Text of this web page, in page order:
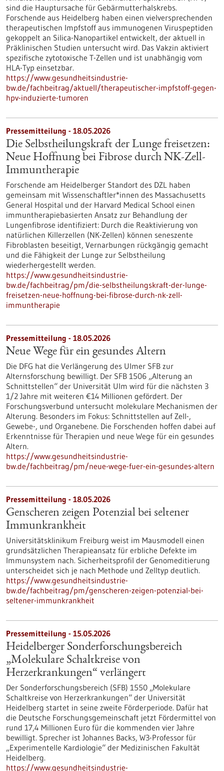
sind die Hauptursache für Gebärmutterhalskrebs.
Forschende aus Heidelberg haben einen vielversprechenden
therapeutischen Impfstoff aus immunogenen Viruspeptiden
gekoppelt an Silica-Nanopartikel entwickelt, der aktuell in
Präklinischen Studien untersucht wird. Das Vakzin aktiviert
spezifische zytotoxische T-Zellen und ist unabhängig vom
HLA-Typ einsetzbar.
https://www.gesundheitsindustrie-
bw.de/fachbeitrag/aktuell/therapeutischer-impfstoff-gegen-
hpv-induzierte-tumoren
Pressemitteilung - 18.05.2026
Die Selbstheilungskraft der Lunge freisetzen:
Neue Hoffnung bei Fibrose durch NK-Zell-
Immuntherapie
Forschende am Heidelberger Standort des DZL haben
gemeinsam mit Wissenschaftler*innen des Massachusetts
General Hospital und der Harvard Medical School einen
immuntherapiebasierten Ansatz zur Behandlung der
Lungenfibrose identifiziert: Durch die Reaktivierung von
natürlichen Killerzellen (NK-Zellen) können seneszente
Fibroblasten beseitigt, Vernarbungen rückgängig gemacht
und die Fähigkeit der Lunge zur Selbstheilung
wiederhergestellt werden.
https://www.gesundheitsindustrie-
bw.de/fachbeitrag/pm/die-selbstheilungskraft-der-lunge-
freisetzen-neue-hoffnung-bei-fibrose-durch-nk-zell-
immuntherapie
Pressemitteilung - 18.05.2026
Neue Wege für ein gesundes Altern
Die DFG hat die Verlängerung des Ulmer SFB zur
Alternsforschung bewilligt. Der SFB 1506 „Alterung an
Schnittstellen“ der Universität Ulm wird für die nächsten 3
1/2 Jahre mit weiteren €14 Millionen gefördert. Der
Forschungsverbund untersucht molekulare Mechanismen der
Alterung. Besonders im Fokus: Schnittstellen auf Zell-,
Gewebe-​, und Organebene. Die Forschenden hoffen dabei auf
Erkenntnisse für Therapien und neue Wege für ein gesundes
Altern.
https://www.gesundheitsindustrie-
bw.de/fachbeitrag/pm/neue-wege-fuer-ein-gesundes-altern
Pressemitteilung - 18.05.2026
Genscheren zeigen Potenzial bei seltener
Immunkrankheit
Universitätsklinikum Freiburg weist im Mausmodell einen
grundsätzlichen Therapieansatz für erbliche Defekte im
Immunsystem nach. Sicherheitsprofil der Genomeditierung
unterscheidet sich je nach Methode und Zelltyp deutlich.
https://www.gesundheitsindustrie-
bw.de/fachbeitrag/pm/genscheren-zeigen-potenzial-bei-
seltener-immunkrankheit
Pressemitteilung - 15.05.2026
Heidelberger Sonderforschungsbereich
„Molekulare Schaltkreise von
Herzerkrankungen“ verlängert
Der Sonderforschungsbereich (SFB) 1550 „Molekulare
Schaltkreise von Herzerkrankungen“ der Universität
Heidelberg startet in seine zweite Förderperiode. Dafür hat
die Deutsche Forschungsgemeinschaft jetzt Fördermittel von
rund 17,4 Millionen Euro für die kommenden vier Jahre
bewilligt. Sprecher ist Johannes Backs, W3-Professor für
„Experimentelle Kardiologie“ der Medizinischen Fakultät
Heidelberg.
https://www.gesundheitsindustrie-